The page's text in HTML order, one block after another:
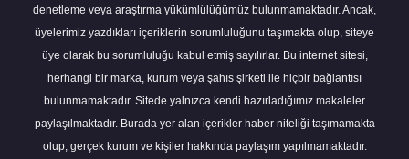
denetleme veya araştırma yükümlülüğümüz bulunmamaktadır. Ancak,
üyelerimiz yazdıkları içeriklerin sorumluluğunu taşımakta olup, siteye
üye olarak bu sorumluluğu kabul etmiş sayılırlar. Bu internet sitesi,
herhangi bir marka, kurum veya şahıs şirketi ile hiçbir bağlantısı
bulunmamaktadır. Sitede yalnızca kendi hazırladığımız makaleler
paylaşılmaktadır. Burada yer alan içerikler haber niteliği taşımamakta
olup, gerçek kurum ve kişiler hakkında paylaşım yapılmamaktadır.